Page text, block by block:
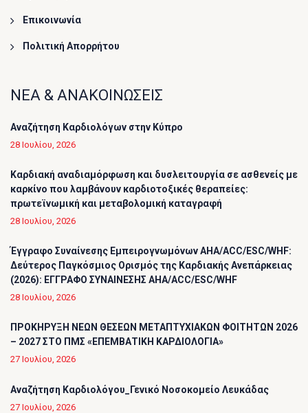
Επικοινωνία
Πολιτική Απορρήτου
ΝΕΑ & ΑΝΑΚΟΙΝΩΣΕΙΣ
Αναζήτηση Καρδιολόγων στην Κύπρο
28 Ιουλίου, 2026
Καρδιακή αναδιαμόρφωση και δυσλειτουργία σε ασθενείς με
καρκίνο που λαμβάνουν καρδιοτοξικές θεραπείες:
πρωτεϊνωμική και μεταβολομική καταγραφή
28 Ιουλίου, 2026
Έγγραφο Συναίνεσης Εμπειρογνωμόνων AHA/ACC/ESC/WHF:
Δεύτερος Παγκόσμιος Ορισμός της Καρδιακής Ανεπάρκειας
(2026): ΕΓΓΡΑΦΟ ΣΥΝΑΙΝΕΣΗΣ AHA/ACC/ESC/WHF
28 Ιουλίου, 2026
ΠΡΟΚΗΡΥΞΗ ΝΕΩΝ ΘΕΣΕΩΝ ΜΕΤΑΠΤΥΧΙΑΚΩΝ ΦΟΙΤΗΤΩΝ 2026
– 2027 ΣΤΟ ΠΜΣ «ΕΠΕΜΒΑΤΙΚΗ ΚΑΡΔΙΟΛΟΓΙΑ»
27 Ιουλίου, 2026
Αναζήτηση Καρδιολόγου_Γενικό Νοσοκομείο Λευκάδας
27 Ιουλίου, 2026